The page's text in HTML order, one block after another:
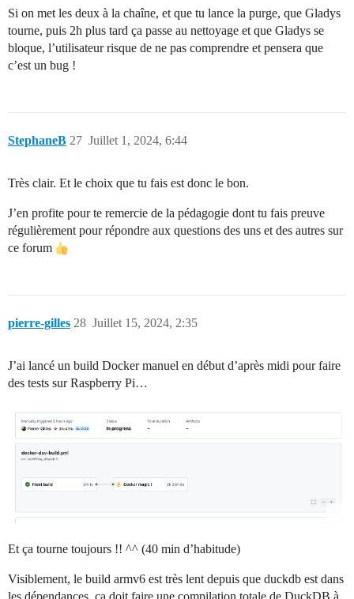
Si on met les deux à la chaîne, et que tu lance la purge, que Gladys
tourne, puis 2h plus tard ça passe au nettoyage et que Gladys se
bloque, l’utilisateur risque de ne pas comprendre et pensera que
c’est un bug !
StephaneB Juillet 1, 2024, 6:44
27
Très clair. Et le choix que tu fais est donc le bon.
J’en profite pour te remercie de la pédagogie dont tu fais preuve
régulièrement pour répondre aux questions des uns et des autres sur
ce forum
pierre-gilles Juillet 15, 2024, 2:35
28
J’ai lancé un build Docker manuel en début d’après midi pour faire
des tests sur Raspberry Pi…
Et ça tourne toujours !! ^^ (40 min d’habitude)
Visiblement, le build armv6 est très lent depuis que duckdb est dans
les dépendances, ça doit faire une compilation totale de DuckDB à